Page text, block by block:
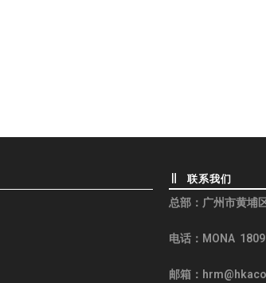
联系我们
总部： 广州市黄埔
电话：MONA
邮箱：